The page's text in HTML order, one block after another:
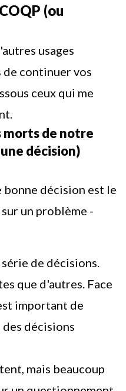
(ou
usages
continuer vos
ceux qui me
morts de notre
décision)
bonne décision est le
un problème -
de décisions.
que d'autres. Face
important de
décisions
mais beaucoup